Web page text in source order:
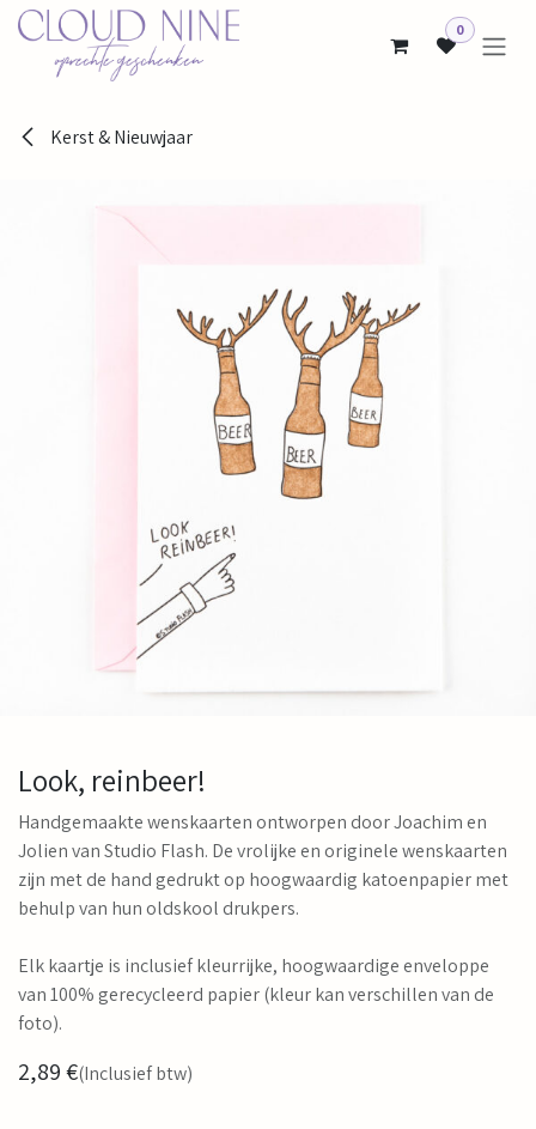
Overslaan naar inhoud
0
Kerst & Nieuwjaar
Look, reinbeer!
Handgemaakte wenskaarten ontworpen door Joachim en
Jolien van Studio Flash. De vrolijke en originele wenskaarten
zijn met de hand gedrukt op hoogwaardig katoenpapier met
behulp van hun oldskool drukpers.
Elk kaartje is inclusief kleurrijke, hoogwaardige enveloppe
van 100% gerecycleerd papier (kleur kan verschillen van de
foto).
2,89€(Inclusief btw)